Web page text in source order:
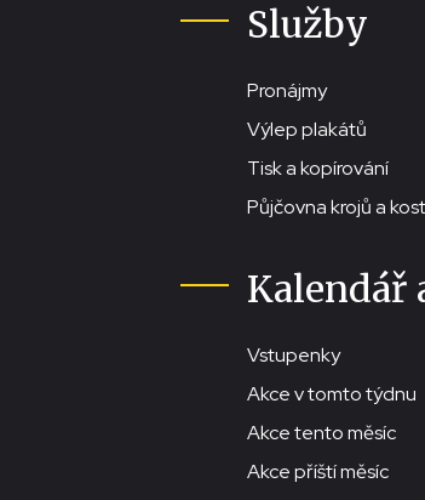
Služby
Pronájmy
Výlep plakátů
Tisk a kopírování
Půjčovna krojů a
Kalendář
Vstupenky
Akce v tomto týdnu
Akce tento měsíc
Akce příští měsíc